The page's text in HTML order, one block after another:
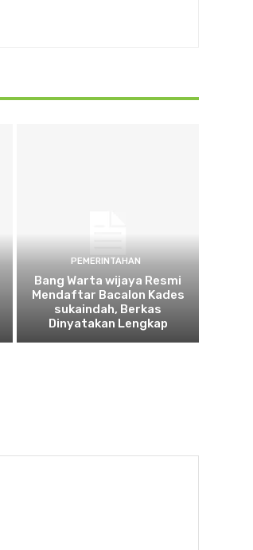
PEMERINTAHAN
Bang Warta wijaya Resmi
Mendaftar Bacalon Kades
sukaindah, Berkas
Dinyatakan Lengkap